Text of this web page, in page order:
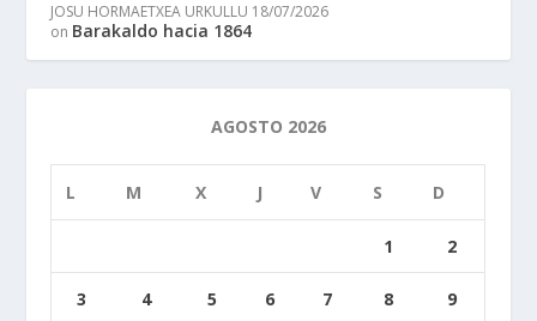
JOSU HORMAETXEA URKULLU 18/07/2026
on Barakaldo hacia 1864
AGOSTO 2026
L M X J V S D
1 2
3 4 5 6 7 8 9